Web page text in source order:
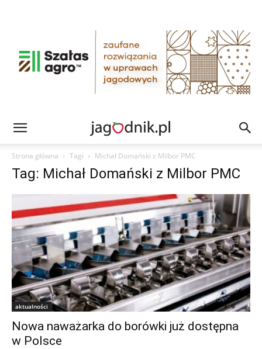
Strona główna Tagi Michał Domański z Milbor PMC
Tag: Michał Domański z Milbor PMC
aktualności
Nowa naważarka do borówki już dostępna
w Polsce